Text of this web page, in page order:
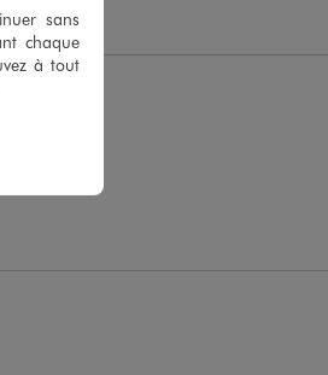
sans
chaque
à tout